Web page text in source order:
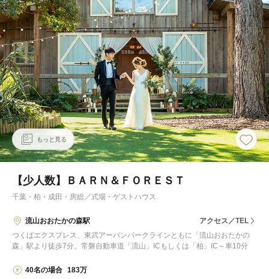
もっと見る
【少人数】ＢＡＲＮ＆ＦＯＲＥＳＴ
千葉・柏・成田・房総／式場・ゲストハウス
流山おおたかの森駅
アクセス／TEL
つくばエクスプレス、東武アーバンパークラインともに「流山おおたかの
森」駅より徒歩7分。常磐自動車道「流山」ICもしくは「柏」IC～車10分
40名の場合 183万